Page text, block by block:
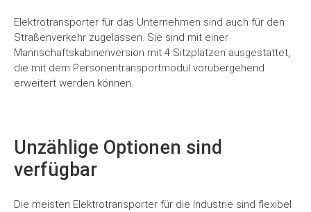
Elektrotransporter für das Unternehmen sind auch für den
Straßenverkehr zugelassen. Sie sind mit einer
Mannschaftskabinenversion mit 4 Sitzplätzen ausgestattet,
die mit dem Personentransportmodul vorübergehend
erweitert werden können.
Unzählige Optionen sind
verfügbar
Die meisten Elektrotransporter für die Industrie sind flexibel